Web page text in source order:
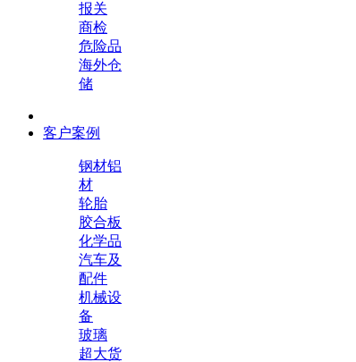
报关
商检
危险品
海外仓
储
客户案例
钢材铝
材
轮胎
胶合板
化学品
汽车及
配件
机械设
备
玻璃
超大货